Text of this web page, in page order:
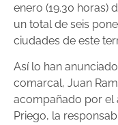
enero (19.30 horas)
un total de seis
ciudades de este
Así lo han
comarcal, Juan
acompañado por el
Priego, la